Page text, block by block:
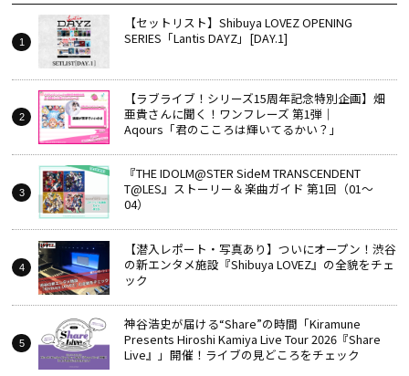
【セットリスト】Shibuya LOVEZ OPENING
SERIES「Lantis DAYZ」[DAY.1]
【ラブライブ！シリーズ15周年記念特別企画】畑
亜貴さんに聞く！ワンフレーズ 第1弾｜
Aqours「君のこころは輝いてるかい？」
『THE IDOLM@STER SideM TRANSCENDENT
T@LES』ストーリー＆楽曲ガイド 第1回（01～
04）
【潜入レポート・写真あり】ついにオープン！渋谷
の新エンタメ施設『Shibuya LOVEZ』の全貌をチェ
ック
神谷浩史が届ける“Share”の時間――「Kiramune
Presents Hiroshi Kamiya Live Tour 2026『Share
Live』」開催！ライブの見どころをチェック